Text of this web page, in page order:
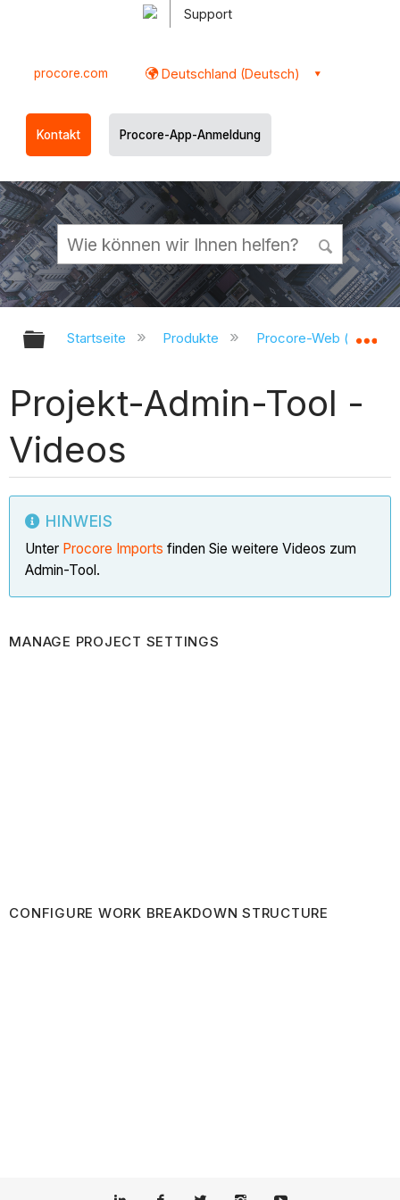
Support
procore.com Deutschland (Deutsch)
Kontakt Procore-App-Anmeldung
Globale Hierarchie auf- und
Startseite Produkte Procore-Web
Projekt-Admin-Tool -
Videos
HINWEIS
Unter Procore Imports finden Sie weitere Videos zum
Admin-Tool.
MANAGE PROJECT SETTINGS
CONFIGURE WORK BREAKDOWN STRUCTURE